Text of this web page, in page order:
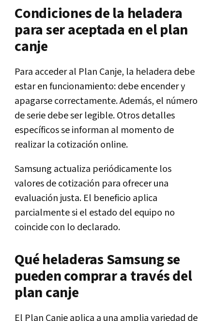
Condiciones de la heladera
para ser aceptada en el plan
canje
Para acceder al Plan Canje, la heladera debe
estar en funcionamiento: debe encender y
apagarse correctamente. Además, el número
de serie debe ser legible. Otros detalles
específicos se informan al momento de
realizar la cotización online.
Samsung actualiza periódicamente los
valores de cotización para ofrecer una
evaluación justa. El beneficio aplica
parcialmente si el estado del equipo no
coincide con lo declarado.
Qué heladeras Samsung se
pueden comprar a través del
plan canje
El Plan Canje aplica a una amplia variedad de